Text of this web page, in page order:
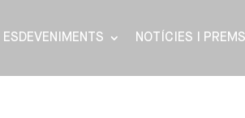
ESDEVENIMENTS NOTÍCIES I